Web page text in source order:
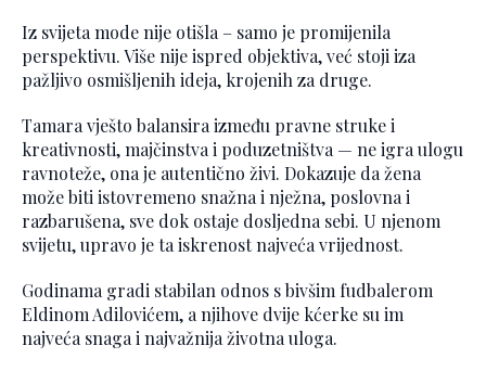
Iz svijeta mode nije otišla – samo je promijenila
perspektivu. Više nije ispred objektiva, već stoji iza
pažljivo osmišljenih ideja, krojenih za druge.
Tamara vješto balansira između pravne struke i
kreativnosti, majčinstva i poduzetništva — ne igra ulogu
ravnoteže, ona je autentično živi. Dokazuje da žena
može biti istovremeno snažna i nježna, poslovna i
razbarušena, sve dok ostaje dosljedna sebi. U njenom
svijetu, upravo je ta iskrenost najveća vrijednost.
Godinama gradi stabilan odnos s bivšim fudbalerom
Eldinom Adilovićem, a njihove dvije kćerke su im
najveća snaga i najvažnija životna uloga.